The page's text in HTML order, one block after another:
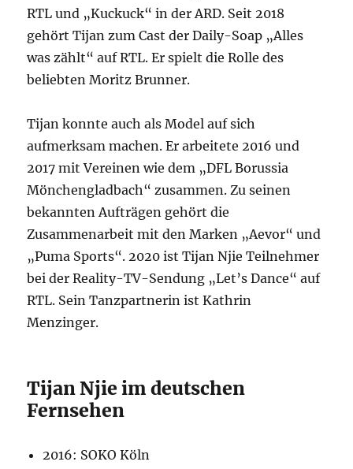
RTL und „Kuckuck“ in der ARD. Seit 2018
gehört Tijan zum Cast der Daily-Soap „Alles
was zählt“ auf RTL. Er spielt die Rolle des
beliebten Moritz Brunner.
Tijan konnte auch als Model auf sich
aufmerksam machen. Er arbeitete 2016 und
2017 mit Vereinen wie dem „DFL Borussia
Mönchengladbach“ zusammen. Zu seinen
bekannten Aufträgen gehört die
Zusammenarbeit mit den Marken „Aevor“ und
„Puma Sports“. 2020 ist Tijan Njie Teilnehmer
bei der Reality-TV-Sendung „Let’s Dance“ auf
RTL. Sein Tanzpartnerin ist Kathrin
Menzinger.
Tijan Njie im deutschen
Fernsehen
2016: SOKO Köln